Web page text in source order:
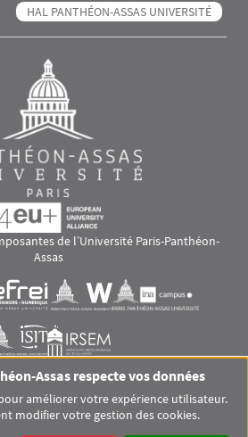
HAL PANTHÉON-ASSAS UNIVERSITÉ
de l’Université Paris-Panthéon-
Assas
Visuel svgVisuel svg
svgVisuel svg
Assas respecte vos données
améliorer votre expérience utilisateur.
modifier votre gestion des cookies.